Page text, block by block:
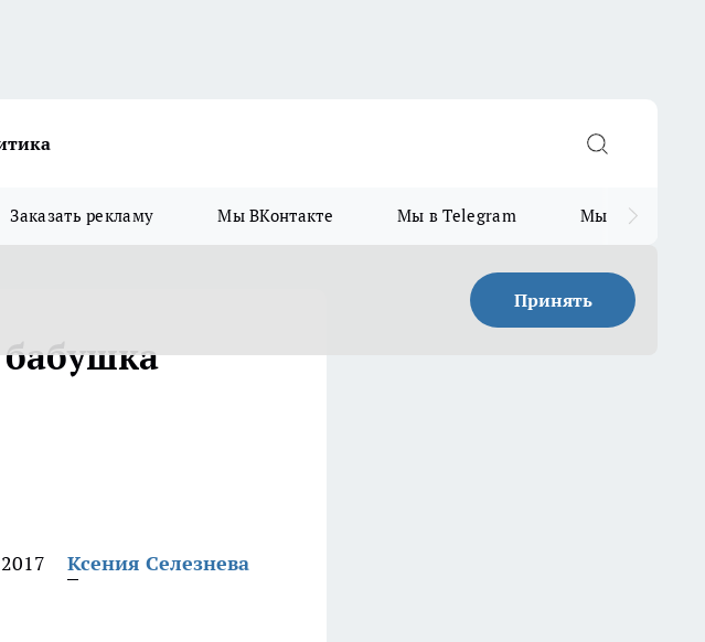
Заказать рекламу Мы ВКонтакте Мы в Telegram Мы в MAX
Принять
Ксения Селезнева